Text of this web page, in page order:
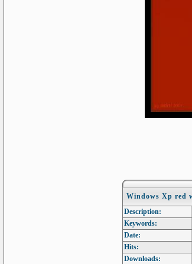
Description:
Keywords:
Date:
Hits:
Downloads: